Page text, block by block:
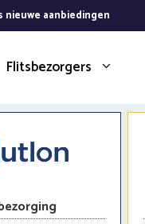
aanbiedingen
Flitsbezorgers